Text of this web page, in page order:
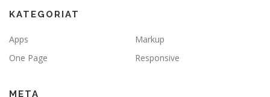
KATEGORIAT
Apps
Markup
One Page
Responsive
META